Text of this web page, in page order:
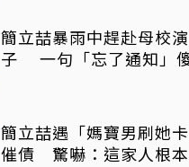
簡立喆暴雨中趕赴母校
子 一句「忘了通知」
簡立喆遇「媽寶男刷她
催債 驚嚇：這家人根